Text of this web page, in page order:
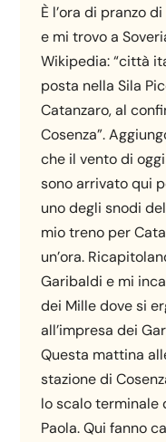
È l’ora di pranzo
e mi trovo a
Wikipedia: “città
posta nella Sila
Catanzaro, al
Cosenza”.
che il vento di
sono arrivato qui
uno degli snodi
mio treno per
un’ora.
Garibaldi e mi
dei Mille dove si
all’impresa dei
Questa mattina
stazione di
lo scalo terminale
Paola. Qui fanno